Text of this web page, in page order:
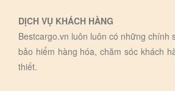
DỊCH VỤ KHÁCH HÀNG
Bestcargo.vn luôn luôn có những chính
bảo hiểm hàng hóa, chăm sóc khách
thiết.